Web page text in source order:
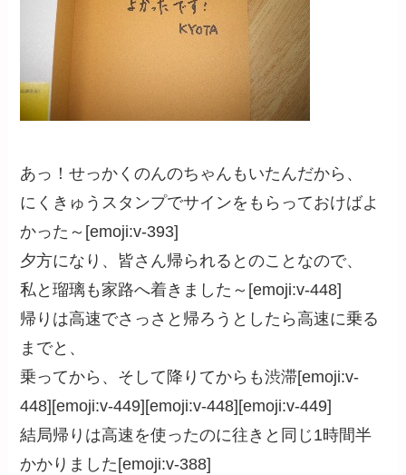
あっ！せっかくのんのちゃんもいたんだから、
にくきゅうスタンプでサインをもらっておけばよ
かった～[emoji:v-393]
夕方になり、皆さん帰られるとのことなので、
私と瑠璃も家路へ着きました～[emoji:v-448]
帰りは高速でさっさと帰ろうとしたら高速に乗る
までと、
乗ってから、そして降りてからも渋滞[emoji:v-
448][emoji:v-449][emoji:v-448][emoji:v-449]
結局帰りは高速を使ったのに往きと同じ1時間半
かかりました[emoji:v-388]